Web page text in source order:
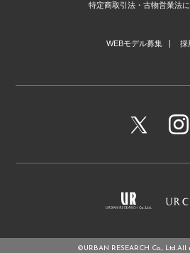
特定商取引法・古物営業法
WEBモデル募集 採
©URBAN RESEARCH Co., Ltd.All